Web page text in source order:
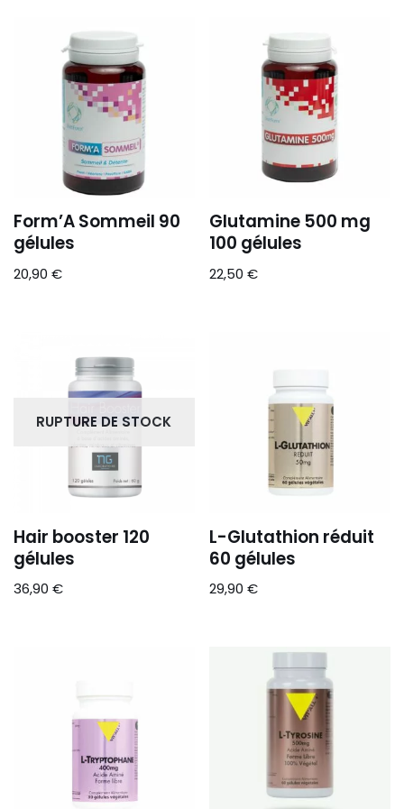
Form’A Sommeil 90
gélules
20,90 €
Glutamine 500 mg
100 gélules
22,50€
RUPTURE DE STOCK
Hair booster 120
gélules
36,90 €
L-Glutathion réduit
60 gélules
29,90€